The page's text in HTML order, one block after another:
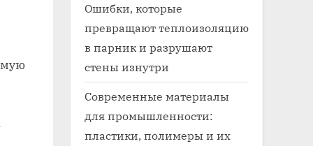
Ошибки, которые
превращают теплоизоляцию
в парник и разрушают
стены изнутри
Современные материалы
для промышленности:
пластики, полимеры и их